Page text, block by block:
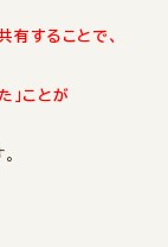
することで、
」ことが